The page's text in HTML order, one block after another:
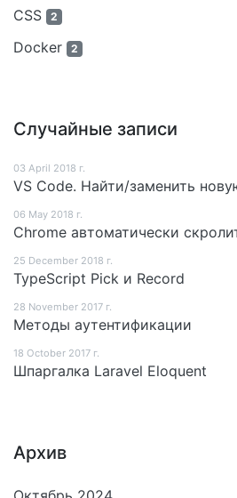
CSS 2
Docker 2
Случайные записи
03 April 2018 г.
VS Code. Найти/заменить
06 May 2018 г.
Chrome автоматически
25 December 2018 г.
TypeScript Pick и Record
28 November 2017 г.
Методы аутентификации
18 October 2017 г.
Шпаргалка Laravel Eloquent
Архив